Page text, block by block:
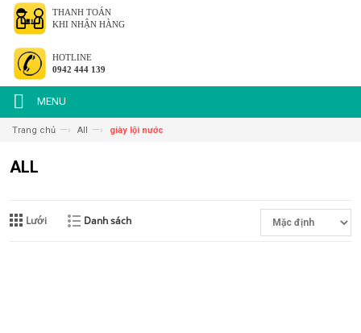
THANH TOÁN
KHI NHẬN HÀNG
HOTLINE
0942 444 139
MENU
Trang chủ —› All —› giày lội nước
ALL
Lưới Danh sách